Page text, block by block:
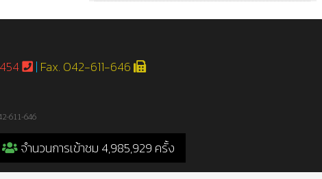
| Fax. 042-611-646
611-646
จำนวนการเข้าชม 4,985,929 ครั้ง